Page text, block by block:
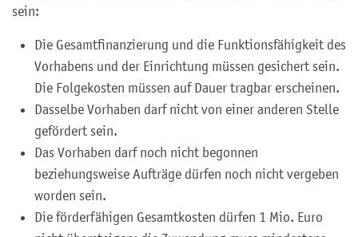
sein:
Die Gesamtfinanzierung und die Funktionsfähigkeit des
Vorhabens und der Einrichtung müssen gesichert sein.
Die Folgekosten müssen auf Dauer tragbar erscheinen.
Dasselbe Vorhaben darf nicht von einer anderen Stelle
gefördert sein.
Das Vorhaben darf noch nicht begonnen
beziehungsweise Aufträge dürfen noch nicht vergeben
worden sein.
Die förderfähigen Gesamtkosten dürfen 1 Mio. Euro